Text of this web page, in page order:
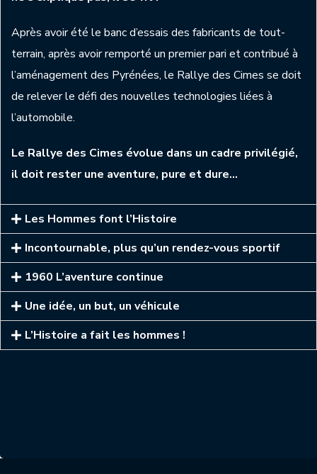
Après avoir été le banc d’essais des fabricants de tout-
terrain, après avoir remporté un premier pari et contribué à
l’aménagement des Pyrénées, le Rallye des Cimes se doit
de relever le défi des nouvelles technologies liées à
l’automobile.
Le Rallye des Cimes évolue dans un cadre privilégié,
il doit rester une aventure, pure et dure…
Les Hommes font l’Histoire
Incontournable, plus qu’un rendez-vous sportif
1960 L’aventure continue
Une idée, un but, un véhicule
L’Histoire a fait les hommes !